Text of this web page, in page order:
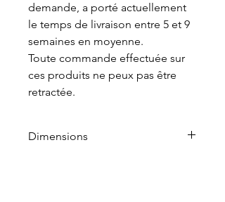
demande, a porté actuellement
le temps de livraison entre 5 et 9
semaines en moyenne.
Toute commande effectuée sur
ces produits ne peux pas être
retractée.
Dimensions